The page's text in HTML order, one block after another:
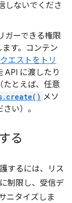
しないでくださ
ガーできる権限
す。コンテン
エストをトリ
API に渡したり
たとえば、任意
メソ
い）。
る
するには、リス
制限し、受信デ
ニタイズしま